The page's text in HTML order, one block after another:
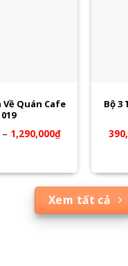
Về Quán Cafe
019
1,290,000₫
Bộ 3
Xem tất cả